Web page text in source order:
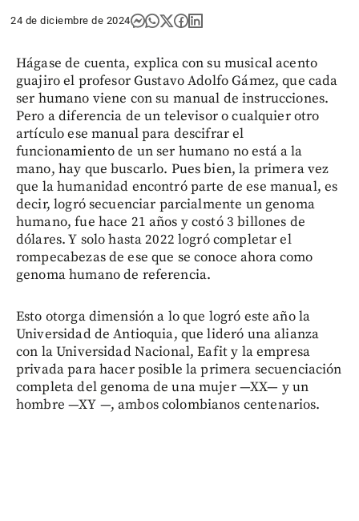
24 de diciembre de 2024
Hágase de cuenta, explica con su musical acento
guajiro el profesor Gustavo Adolfo Gámez, que cada
ser humano viene con su manual de instrucciones.
Pero a diferencia de un televisor o cualquier otro
artículo ese manual para descifrar el
funcionamiento de un ser humano no está a la
mano, hay que buscarlo. Pues bien, la primera vez
que la humanidad encontró parte de ese manual, es
decir, logró secuenciar parcialmente un genoma
humano, fue hace 21 años y costó 3 billones de
dólares. Y solo hasta 2022 logró completar el
rompecabezas de ese que se conoce ahora como
genoma humano de referencia.
Esto otorga dimensión a lo que logró este año la
Universidad de Antioquia, que lideró una alianza
con la Universidad Nacional, Eafit y la empresa
privada para hacer posible la primera secuenciación
completa del genoma de una mujer —XX— y un
hombre —XY —, ambos colombianos centenarios.